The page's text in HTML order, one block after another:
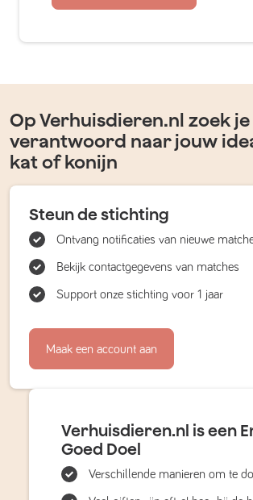
Op Verhuisdieren.nl zoek je
verantwoord naar jouw
kat of konijn
Steun de stichting
Ontvang notificaties van nieuwe
Bekijk contactgegevens van matches
Support onze stichting voor 1 jaar
Maak een account aan
Verhuisdieren.nl is een
Goed Doel
Verschillende manieren om te